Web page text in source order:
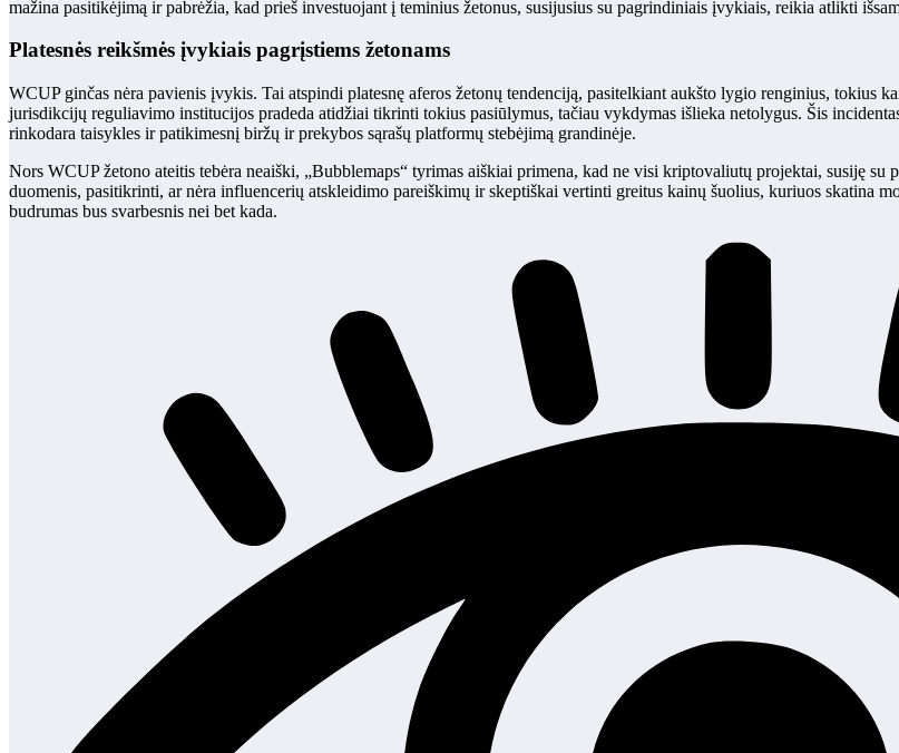
mažina pasitikėjimą ir pabrėžia, kad prieš investuojant į teminius žetonus, susijusius su pagrindiniais įvykiais, reikia atlikti
Platesnės reikšmės įvykiais pagrįstiems žetonams
WCUP ginčas nėra pavienis įvykis. Tai atspindi platesnę aferos žetonų tendenciją, pasitelkiant aukšto lygio renginius, tokius
jurisdikcijų reguliavimo institucijos pradeda atidžiai tikrinti tokius pasiūlymus, tačiau vykdymas išlieka netolygus. Šis
rinkodara taisykles ir patikimesnį biržų ir prekybos sąrašų platformų stebėjimą grandinėje.
Nors WCUP žetono ateitis tebėra neaiški, „Bubblemaps“ tyrimas aiškiai primena, kad ne visi kriptovaliutų projektai, susiję
duomenis, pasitikrinti, ar nėra influencerių atskleidimo pareiškimų ir skeptiškai vertinti greitus kainų šuolius, kuriuos skatina
budrumas bus svarbesnis nei bet kada.